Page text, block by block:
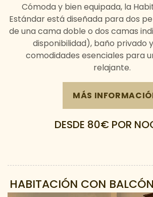
Cómoda y bien equipada, la
Estándar está diseñada para dos
de una cama doble o dos camas
disponibilidad), baño privado
comodidades esenciales para
relajante.
MÁS
DESDE 80€POR
HABITACIÓN CON